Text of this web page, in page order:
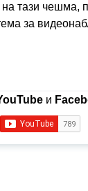
тази чешма,
за
и